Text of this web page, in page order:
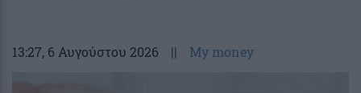
13:27, 6 Αυγούστου 2026 || My money